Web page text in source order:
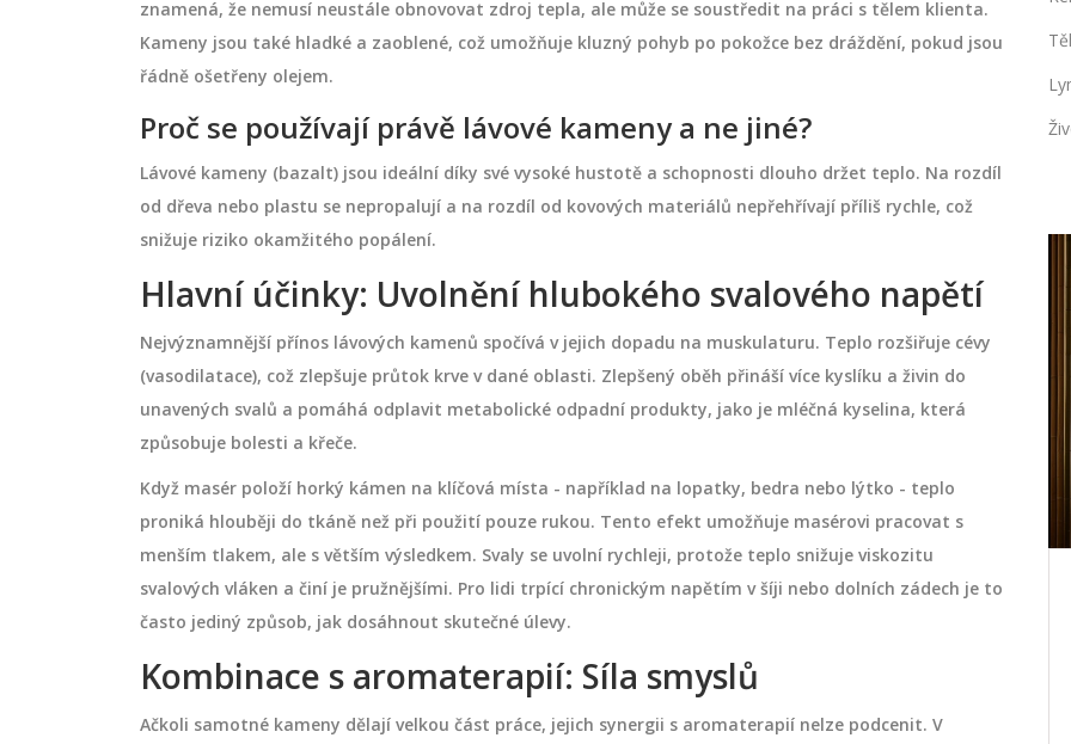
znamená, že nemusí neustále obnovovat zdroj tepla, ale může se soustředit na práci s tělem klienta.
Kameny jsou také hladké a zaoblené, což umožňuje kluzný pohyb po pokožce bez dráždění, pokud jsou
řádně ošetřeny olejem.
Proč se používají právě lávové kameny a ne jiné?
Lávové kameny (bazalt) jsou ideální díky své vysoké hustotě a schopnosti dlouho držet teplo. Na rozdíl
od dřeva nebo plastu se nepropalují a na rozdíl od kovových materiálů nepřehřívají příliš rychle, což
snižuje riziko okamžitého popálení.
Hlavní účinky: Uvolnění hlubokého svalového napětí
Nejvýznamnější přínos lávových kamenů spočívá v jejich dopadu na muskulaturu. Teplo rozšiřuje cévy
(vasodilatace), což zlepšuje průtok krve v dané oblasti. Zlepšený oběh přináší více kyslíku a živin do
unavených svalů a pomáhá odplavit metabolické odpadní produkty, jako je mléčná kyselina, která
způsobuje bolesti a křeče.
Když masér položí horký kámen na klíčová místa - například na lopatky, bedra nebo lýtko - teplo
proniká hlouběji do tkáně než při použití pouze rukou. Tento efekt umožňuje masérovi pracovat s
menším tlakem, ale s větším výsledkem. Svaly se uvolní rychleji, protože teplo snižuje viskozitu
svalových vláken a činí je pružnějšími. Pro lidi trpící chronickým napětím v šíji nebo dolních zádech je to
často jediný způsob, jak dosáhnout skutečné úlevy.
Kombinace s aromaterapií: Síla smyslů
Ačkoli samotné kameny dělají velkou část práce, jejich synergii s aromaterapií nelze podcenit. V
masáž tak
a péče o
kakaové máslo a
RELAXACE A WELLNESS
Aromaterapeutická masáž:
Nejlepší techniky a tipy
Ahoj! Já jsem tu zase se super tipy pro
všechny milovníky wellness. Dnes se
podíváme na nejlepší techniky a tipy pro
ZDRAVÍ A WELLNESS
Jak lymfatická masáž pomáhá
Ahoj, dnes se podíváme na pozitivní
účinky lymfatické masáže při léčbě
lymfedému. Lymfatická masáž může